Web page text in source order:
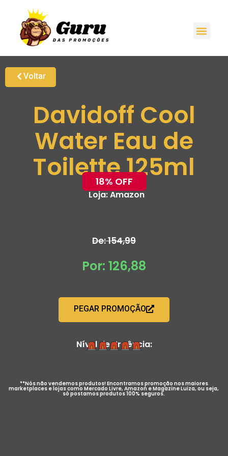
Voltar
Davidoff Cool
Water Eau de
Toilette 125ml
18% OFF
Loja:Amazon
De: 154,99
Por: 126,88
PEGAR PROMOÇÃO
Nível de Urgência:
**Nós não vendemos produtos! Encontramos promoção nos maiores
marketplaces e lojas como Mercado Livre, Amazon e Magazine Luiza, ou seja,
só postamos produtos 100% seguros.